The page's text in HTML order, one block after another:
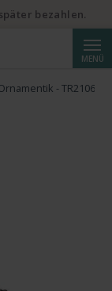
MENÜ
- TR2106-
bezahlen.